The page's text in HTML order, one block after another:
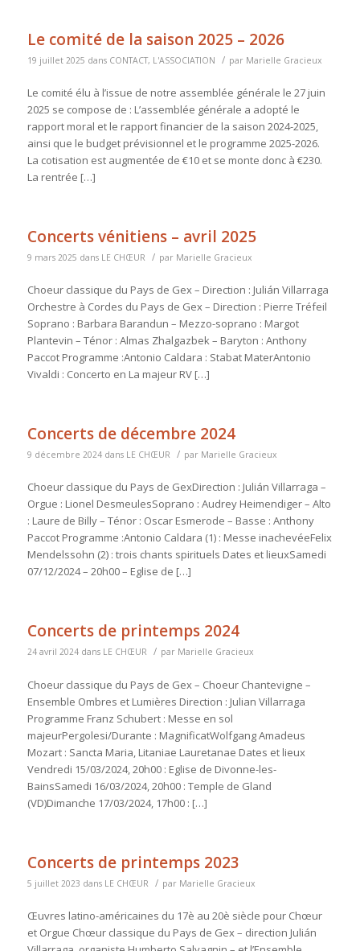
Le comité de la saison 2025 – 2026
19 juillet 2025 dans CONTACT, L'ASSOCIATION / par Marielle Gracieux
Le comité élu à l’issue de notre assemblée générale le 27 juin
2025 se compose de : L’assemblée générale a adopté le
rapport moral et le rapport financier de la saison 2024-2025,
ainsi que le budget prévisionnel et le programme 2025-2026.
La cotisation est augmentée de €10 et se monte donc à €230.
La rentrée […]
Concerts vénitiens – avril 2025
9 mars 2025 dans LE CHŒUR / par Marielle Gracieux
Choeur classique du Pays de Gex – Direction : Julián Villarraga
Orchestre à Cordes du Pays de Gex – Direction : Pierre Tréfeil
Soprano : Barbara Barandun – Mezzo-soprano : Margot
Plantevin – Ténor : Almas Zhalgazbek – Baryton : Anthony
Paccot Programme :Antonio Caldara : Stabat MaterAntonio
Vivaldi : Concerto en La majeur RV […]
Concerts de décembre 2024
9 décembre 2024 dans LE CHŒUR / par Marielle Gracieux
Choeur classique du Pays de GexDirection : Julián Villarraga –
Orgue : Lionel DesmeulesSoprano : Audrey Heimendiger – Alto
: Laure de Billy – Ténor : Oscar Esmerode – Basse : Anthony
Paccot Programme :Antonio Caldara (1) : Messe inachevéeFelix
Mendelssohn (2) : trois chants spirituels Dates et lieuxSamedi
07/12/2024 – 20h00 – Eglise de […]
Concerts de printemps 2024
24 avril 2024 dans LE CHŒUR / par Marielle Gracieux
Choeur classique du Pays de Gex – Choeur Chantevigne –
Ensemble Ombres et Lumières Direction : Julian Villarraga
Programme Franz Schubert : Messe en sol
majeurPergolesi/Durante : MagnificatWolfgang Amadeus
Mozart : Sancta Maria, Litaniae Lauretanae Dates et lieux
Vendredi 15/03/2024, 20h00 : Eglise de Divonne-les-
BainsSamedi 16/03/2024, 20h00 : Temple de Gland
(VD)Dimanche 17/03/2024, 17h00 : […]
Concerts de printemps 2023
5 juillet 2023 dans LE CHŒUR / par Marielle Gracieux
Œuvres latino-américaines du 17è au 20è siècle pour Chœur
et Orgue Chœur classique du Pays de Gex – direction Julián